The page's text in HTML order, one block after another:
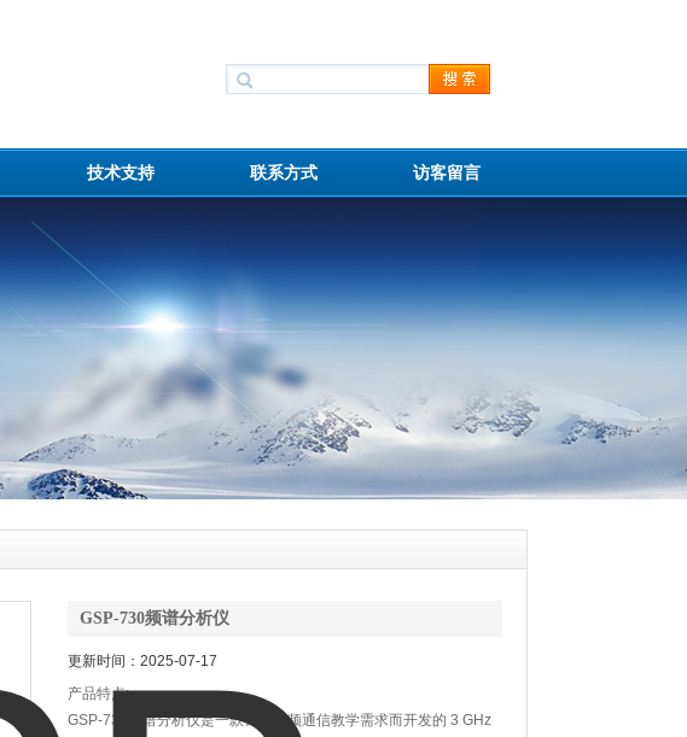
技术支持 联系方式 访客留言
GSP-730频谱分析仪
更新时间：2025-07-17
产品特点:
GSP-730频谱分析仪是一款针对射频通信教学需求而开发的 3 GHz